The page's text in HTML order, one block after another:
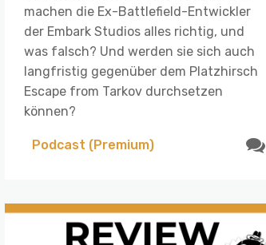
machen die Ex-Battlefield-Entwickler
der Embark Studios alles richtig, und
was falsch? Und werden sie sich auch
langfristig gegenüber dem Platzhirsch
Escape from Tarkov durchsetzen
können?
Podcast (Premium)